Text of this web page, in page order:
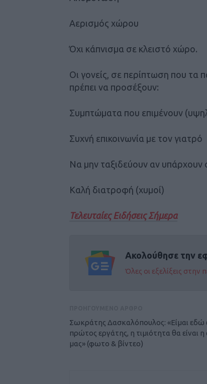
Αερισμός χώρου
Όχι κάπνισμα σε κλειστό χώρο.
Οι γονείς, σε περίπτωση που τα
πρέπει να προσέξουν:
Συμπτώματα που επιμένουν
Συχνή επικοινωνία με τον γιατρό
Να μην ταξιδεύουν αν
Καλή διατροφή (χυμοί)
Τελευταίες Ειδήσεις Σήμερα
Ακολούθησε την
Όλες οι εξελίξεις
Σωκράτης Δασκαλόπουλος: «Είμαι εδώ
πρώτος εργάτης, η τιμιότητα θα είναι
μας» (φωτο & βίντεο)